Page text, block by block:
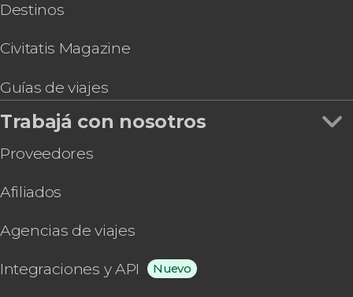
Destinos
Civitatis Magazine
Guías de viajes
Trabajá con nosotros
Proveedores
Afiliados
Agencias de viajes
Integraciones y API Nuevo